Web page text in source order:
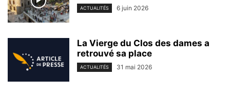
ACTUALITÉS 6 juin 2026
La Vierge du Clos des dames a
retrouvé sa place
ACTUALITÉS 31 mai 2026